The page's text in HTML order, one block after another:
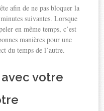
afin de ne pas bloquer la
suivantes. Lorsque
en même temps, c’est
manières pour une
du temps de l’autre.
votre